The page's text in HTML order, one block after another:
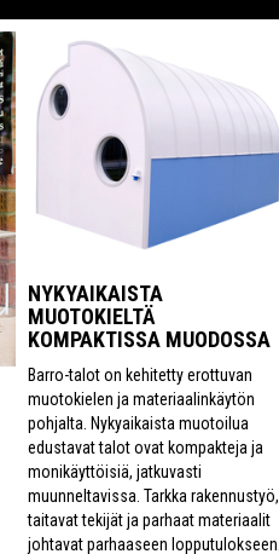
NYKYAIKAISTA
MUOTOKIELTÄ
KOMPAKTISSA MUODOSSA
Barro-talot on kehitetty erottuvan
muotokielen ja materiaalinkäytön
pohjalta. Nykyaikaista muotoilua
edustavat talot ovat kompakteja ja
monikäyttöisiä, jatkuvasti
muunneltavissa. Tarkka rakennustyö,
taitavat tekijät ja parhaat materiaalit
johtavat parhaaseen lopputulokseen.